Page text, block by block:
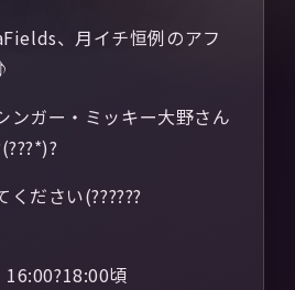
、月イチ恒例のアフ
ンガー・ミッキー大野さん
ださい(??????
16:00?18:00頃